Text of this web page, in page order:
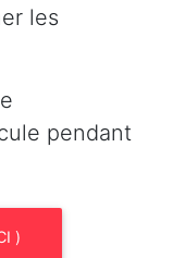
les
pendant
)